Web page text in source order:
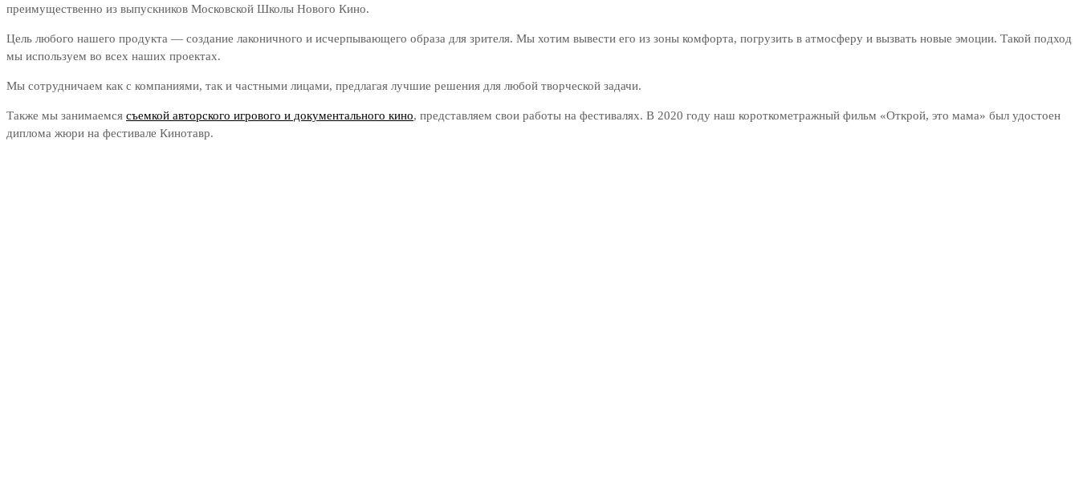
преимущественно из выпускников Московской Школы Нового Кино.
Цель любого нашего продукта — создание лаконичного и исчерпывающего образа для зрителя. Мы хотим вывести его из зоны комфорта, погрузить в атмосферу и вызвать новые эмоции. Такой подход
мы используем во всех наших проектах.
Мы сотрудничаем как с компаниями, так и частными лицами, предлагая лучшие решения для любой творческой задачи.
Также мы занимаемся съемкой авторского игрового и документального кино, представляем свои работы на фестивалях. В 2020 году наш короткометражный фильм «Открой, это мама» был удостоен
диплома жюри на фестивале Кинотавр.